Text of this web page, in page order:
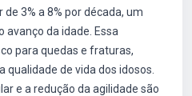
3% a 8% por década, um
avanço da idade. Essa
para quedas e fraturas,
de vida dos idosos.
e a redução da agilidade são